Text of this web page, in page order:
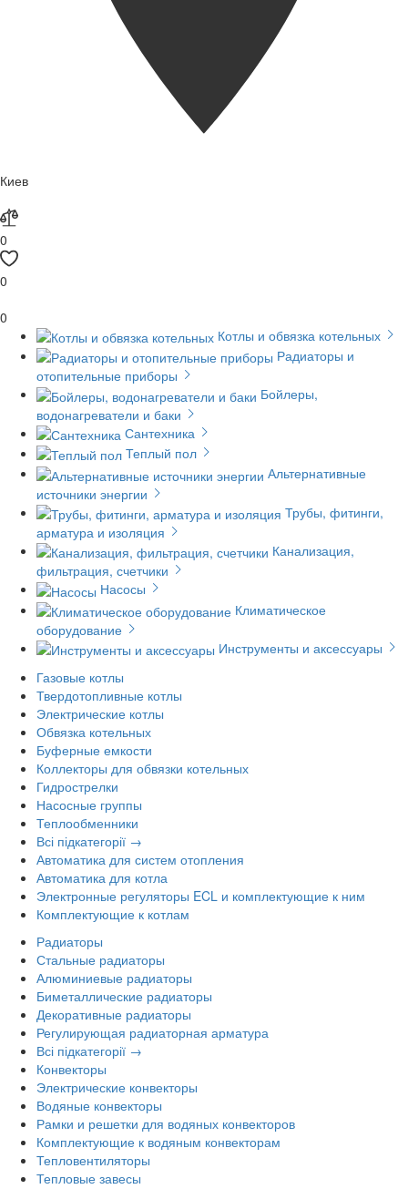
Киев
0
0
0
Котлы и обвязка котельных
Радиаторы и
отопительные приборы
Бойлеры,
водонагреватели и баки
Сантехника
Теплый пол
Альтернативные
источники энергии
Трубы, фитинги,
арматура и изоляция
Канализация,
фильтрация, счетчики
Насосы
Климатическое
оборудование
Инструменты и аксессуары
Газовые котлы
Твердотопливные котлы
Электрические котлы
Обвязка котельных
Буферные емкости
Коллекторы для обвязки котельных
Гидрострелки
Насосные группы
Теплообменники
Всі підкатегорії →
Автоматика для систем отопления
Автоматика для котла
Электронные регуляторы ECL и комплектующие к ним
Комплектующие к котлам
Радиаторы
Стальные радиаторы
Алюминиевые радиаторы
Биметаллические радиаторы
Декоративные радиаторы
Регулирующая радиаторная арматура
Всі підкатегорії →
Конвекторы
Электрические конвекторы
Водяные конвекторы
Рамки и решетки для водяных конвекторов
Комплектующие к водяным конвекторам
Тепловентиляторы
Тепловые завесы